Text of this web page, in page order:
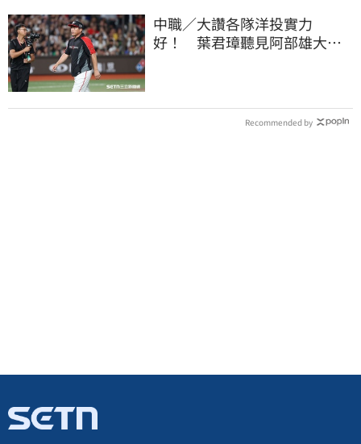
中職／大讚各隊洋投實力
好！ 葉君璋聽見阿部雄大被
Recommended by